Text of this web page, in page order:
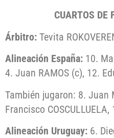
CUARTOS DE
Árbitro: Tevita
Alineación España: 10.
4. Juan RAMOS (c), 12.
También jugaron: 8. Juan
Francisco
Alineación Uruguay: 6.